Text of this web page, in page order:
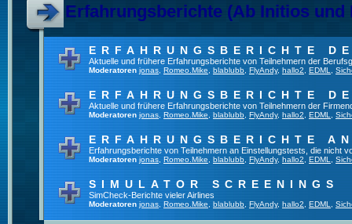
Erfahrungsberichte (Ab Initios und
ERFAHRUNGSBERICHTE
Aktuelle und frühere Erfahrungsberichte von Teilnehmern der
Moderatoren jonas Romeo.Mike blablubb FlyAndy, hallo2 EDML
ERFAHRUNGSBERICHTE
Aktuelle und frühere Erfahrungsberichte von Teilnehmern der
Moderatoren jonas Romeo.Mike blablubb FlyAndy, hallo2 EDML
ERFAHRUNGSBERICHTE
Erfahrungsberichte von Teilnehmern an Einstellungstests, die nicht
Moderatoren jonas Romeo.Mike blablubb FlyAndy, hallo2 EDML
SIMULATOR SCREENINGS
SimCheck-Berichte vieler Airlines
Moderatoren jonas Romeo.Mike blablubb FlyAndy, hallo2 EDML